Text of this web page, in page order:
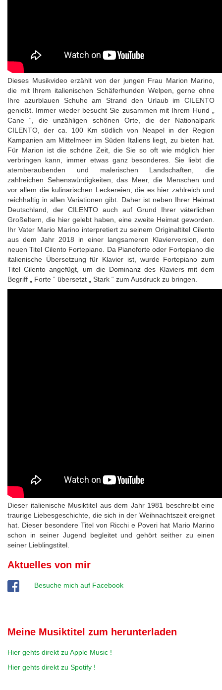
Dieses Musikvideo erzählt von der jungen Frau Marion Marino,
die mit Ihrem italienischen Schäferhunden Welpen, gerne ohne
Ihre azurblauen Schuhe am Strand den Urlaub im CILENTO
genießt. Immer wieder besucht Sie zusammen mit Ihrem Hund „
Cane “, die unzähligen schönen Orte, die der Nationalpark
CILENTO, der ca. 100 Km südlich von Neapel in der Region
Kampanien am Mittelmeer im Süden Italiens liegt, zu bieten hat.
Für Marion ist die schöne Zeit, die Sie so oft wie möglich hier
verbringen kann, immer etwas ganz besonderes. Sie liebt die
atemberaubenden und malerischen Landschaften, die
zahlreichen Sehenswürdigkeiten, das Meer, die Menschen und
vor allem die kulinarischen Leckereien, die es hier zahlreich und
reichhaltig in allen Variationen gibt. Daher ist neben Ihrer Heimat
Deutschland, der CILENTO auch auf Grund Ihrer väterlichen
Großeltern, die hier gelebt haben, eine zweite Heimat geworden.
Ihr Vater Mario Marino interpretiert zu seinem Originaltitel Cilento
aus dem Jahr 2018 in einer langsameren Klavierversion, den
neuen Titel Cilento Fortepiano. Da Pianoforte oder Fortepiano die
italienische Übersetzung für Klavier ist, wurde Fortepiano zum
Titel Cilento angefügt, um die Dominanz des Klaviers mit dem
Begriff „ Forte “ übersetzt „ Stark “ zum Ausdruck zu bringen.
Dieser italienische Musiktitel aus dem Jahr 1981 beschreibt eine
traurige Liebesgeschichte, die sich in der Weihnachtszeit ereignet
hat. Dieser besondere Titel von Ricchi e Poveri hat Mario Marino
schon in seiner Jugend begleitet und gehört seither zu einen
seiner Lieblingstitel.
Aktuelles von mir
Besuche mich auf Facebook
Meine Musiktitel zum herunterladen
Hier gehts direkt zu Apple Music !
Hier gehts direkt zu Spotify !